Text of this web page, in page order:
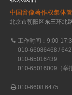
中国音像著作权集体
北京市朝阳区东三环北
工作时间：9:00-
010-66086468 /
010-65016439
010-65016009（举
010-6608 6475